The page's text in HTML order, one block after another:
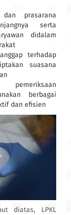
prasarana
serta
didalam
terhadap
suasana
pemeriksaan
berbagai
dan efisien
diatas, LPKL